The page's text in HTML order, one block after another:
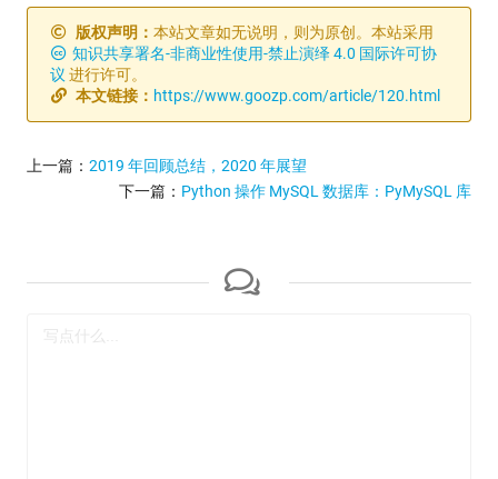
版权声明：本站文章如无说明，则为原创。本站采用
知识共享署名-非商业性使用-禁止演绎 4.0 国际许可协
议 进行许可。
本文链接： https://www.goozp.com/article/120.html
上一篇： 2019 年回顾总结，2020 年展望
下一篇： Python 操作 MySQL 数据库：PyMySQL 库